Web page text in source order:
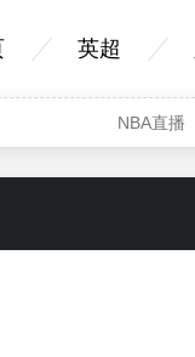
英超
NBA直播